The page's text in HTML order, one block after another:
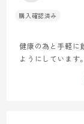
健康の為と手軽に
ようにしています。